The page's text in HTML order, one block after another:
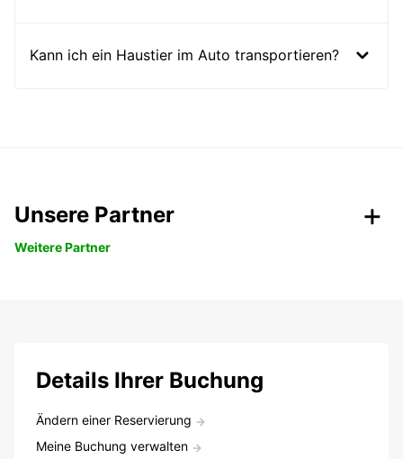
Kann ich ein Haustier im Auto transportieren?
Unsere Partner
Weitere Partner
Details Ihrer Buchung
Ändern einer Reservierung
Meine Buchung verwalten